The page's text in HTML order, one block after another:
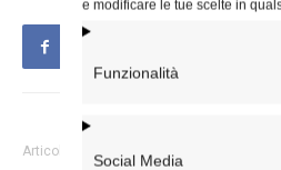
e modificare le tue scelte in
Funzionalità
Social Media
Articolo precedente